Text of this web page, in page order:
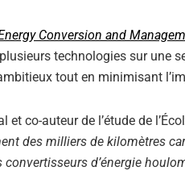
Conversion and
technologies sur une
tout en minimisant
co-auteur de l’étude de
des milliers de kilomètres
convertisseurs d’énergie